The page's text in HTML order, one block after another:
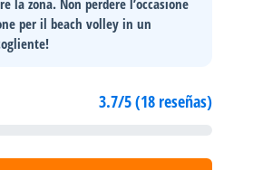
la zona. Non perdere l’occasione
per il beach volley in un
3.7/5 (18 reseñas)